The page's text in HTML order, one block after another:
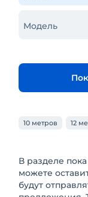
Модель
10 метров 12
В разделе
можете
будут